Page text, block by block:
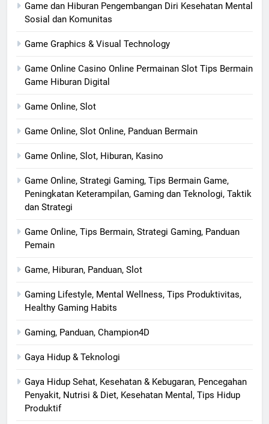
Game dan Hiburan Pengembangan Diri Kesehatan Mental
Sosial dan Komunitas
Game Graphics & Visual Technology
Game Online Casino Online Permainan Slot Tips Bermain
Game Hiburan Digital
Game Online, Slot
Game Online, Slot Online, Panduan Bermain
Game Online, Slot, Hiburan, Kasino
Game Online, Strategi Gaming, Tips Bermain Game,
Peningkatan Keterampilan, Gaming dan Teknologi, Taktik
dan Strategi
Game Online, Tips Bermain, Strategi Gaming, Panduan
Pemain
Game, Hiburan, Panduan, Slot
Gaming Lifestyle, Mental Wellness, Tips Produktivitas,
Healthy Gaming Habits
Gaming, Panduan, Champion4D
Gaya Hidup & Teknologi
Gaya Hidup Sehat, Kesehatan & Kebugaran, Pencegahan
Penyakit, Nutrisi & Diet, Kesehatan Mental, Tips Hidup
Produktif